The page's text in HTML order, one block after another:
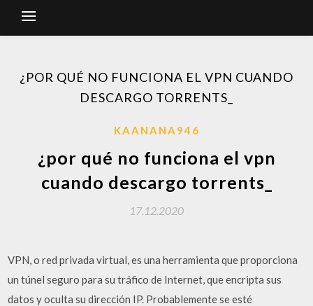
¿POR QUÉ NO FUNCIONA EL VPN CUANDO
DESCARGO TORRENTS_
KAANANA946
¿por qué no funciona el vpn
cuando descargo torrents_
17.12.2020
VPN, o red privada virtual, es una herramienta que proporciona
un túnel seguro para su tráfico de Internet, que encripta sus
datos y oculta su dirección IP. Probablemente se esté